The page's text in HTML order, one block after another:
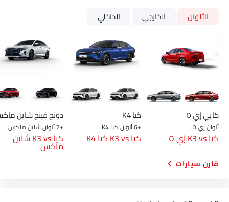
الألوان الخارجي الداخلي
كايي إي ٥
ألوان إي ٥
كيا K3 vs إي ٥
كيا K4
+6 ألوان كيا K4
كيا K3 vs كيا K4
دونج فينج شاين
+2 ألوان شاين ماكس
كيا K3 vs شاين
ماكس
قارن سيارات
Link Your Facebook Account